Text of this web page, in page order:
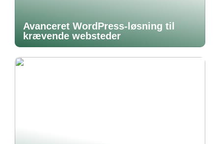
Avanceret WordPress-løsning til
krævende websteder